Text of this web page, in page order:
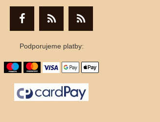
Podporujeme platby: